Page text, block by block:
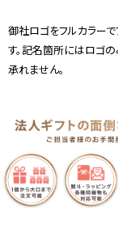
御社ロゴをフルカラーで
す。記名箇所にはロゴ
承れません。